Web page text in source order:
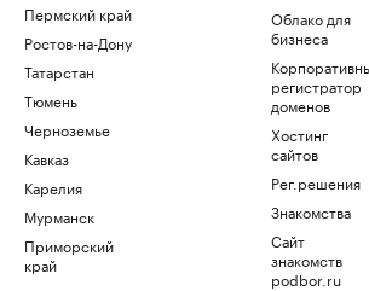
Пермский край
Ростов-на-Дону
Татарстан
Тюмень
Черноземье
Кавказ
Карелия
Мурманск
Приморский
край
Облако для
бизнеса
регистратор
доменов
Хостинг
сайтов
Рег.решения
Знакомства
Сайт
знакомств
podbor.ru